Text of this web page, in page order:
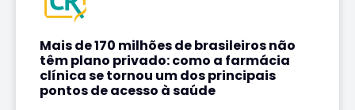
Mais de 170 milhões de brasileiros não
têm plano privado: como a farmácia
clínica se tornou um dos principais
pontos de acesso à saúde